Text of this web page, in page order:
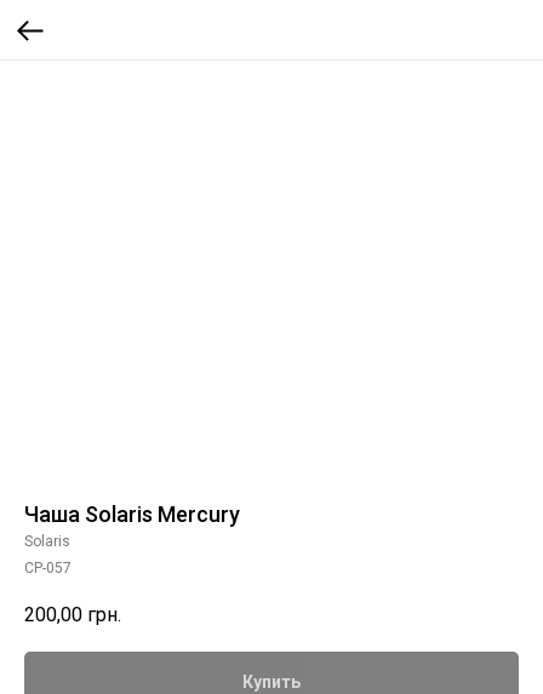
Чаша Solaris Mercury
Solaris
CP-057
200,00 грн.
Купить